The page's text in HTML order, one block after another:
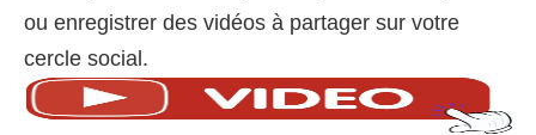
ou enregistrer des vidéos à partager sur votre
cercle social.